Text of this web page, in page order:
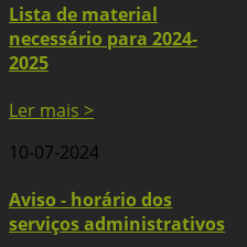
Lista de material
necessário para 2024-
2025
Ler mais >
10-07-2024
Aviso - horário dos
serviços administrativos